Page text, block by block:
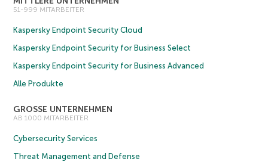
51-999 MITARBEITER
Kaspersky Endpoint Security Cloud
Kaspersky Endpoint Security for Business Select
Kaspersky Endpoint Security for Business Advanced
Alle Produkte
GROSSE UNTERNEHMEN
AB 1000 MITARBEITER
Cybersecurity Services
Threat Management and Defense